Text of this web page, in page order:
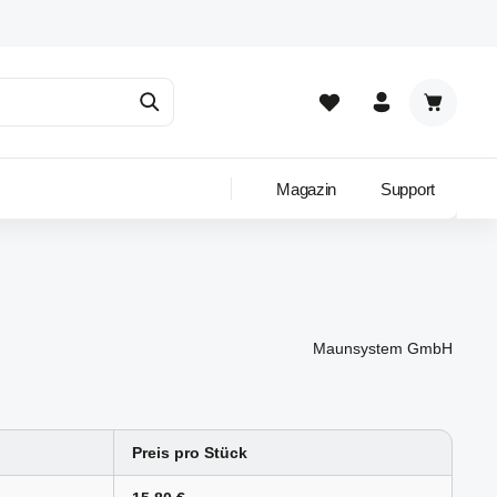
Magazin Support
Maunsystem GmbH
Preis pro Stück